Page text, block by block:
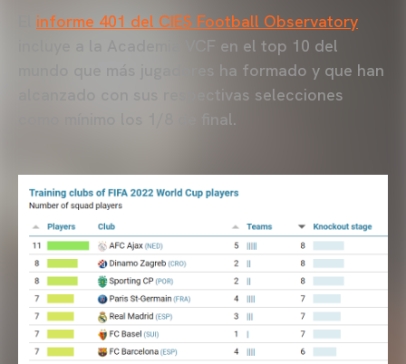
informe 401 del CIES Football Observatory
incluye a la Academia VCF en el top 10 del
mundo que más jugadores ha formado y que han
alcanzado con sus respectivas selecciones
como mínimo los 1/8 de final.